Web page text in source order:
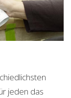
jeden das